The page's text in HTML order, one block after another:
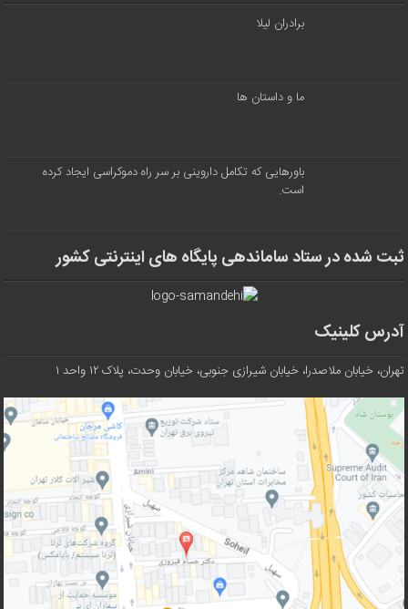
برادران لیلا
ما و داستان ها
باورهایی که تکامل داروینی بر سر راه دموکراسی ایجاد کرده
است.
ثبت شده در ستاد ساماندهی پایگاه های اینترنتی کشور
آدرس کلینیک
تهران، خیابان ملاصدرا، خیابان شیرازی جنوبی، خیابان وحدت، پلاک ۱۲ واحد ۱